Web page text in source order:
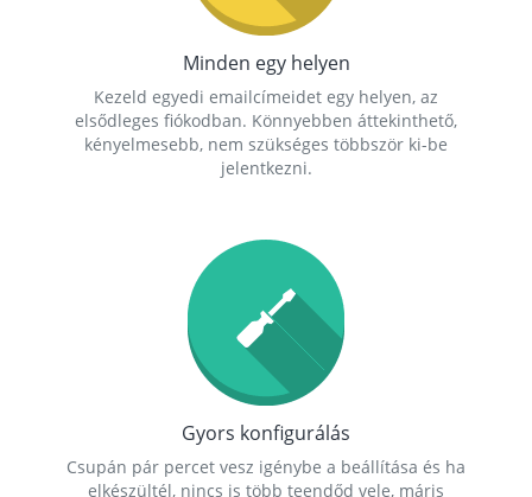
Minden egy helyen
Kezeld egyedi emailcímeidet egy helyen, az
elsődleges fiókodban. Könnyebben áttekinthető,
kényelmesebb, nem szükséges többször ki-be
jelentkezni.
Gyors konfigurálás
Csupán pár percet vesz igénybe a beállítása és ha
elkészültél, nincs is több teendőd vele, máris